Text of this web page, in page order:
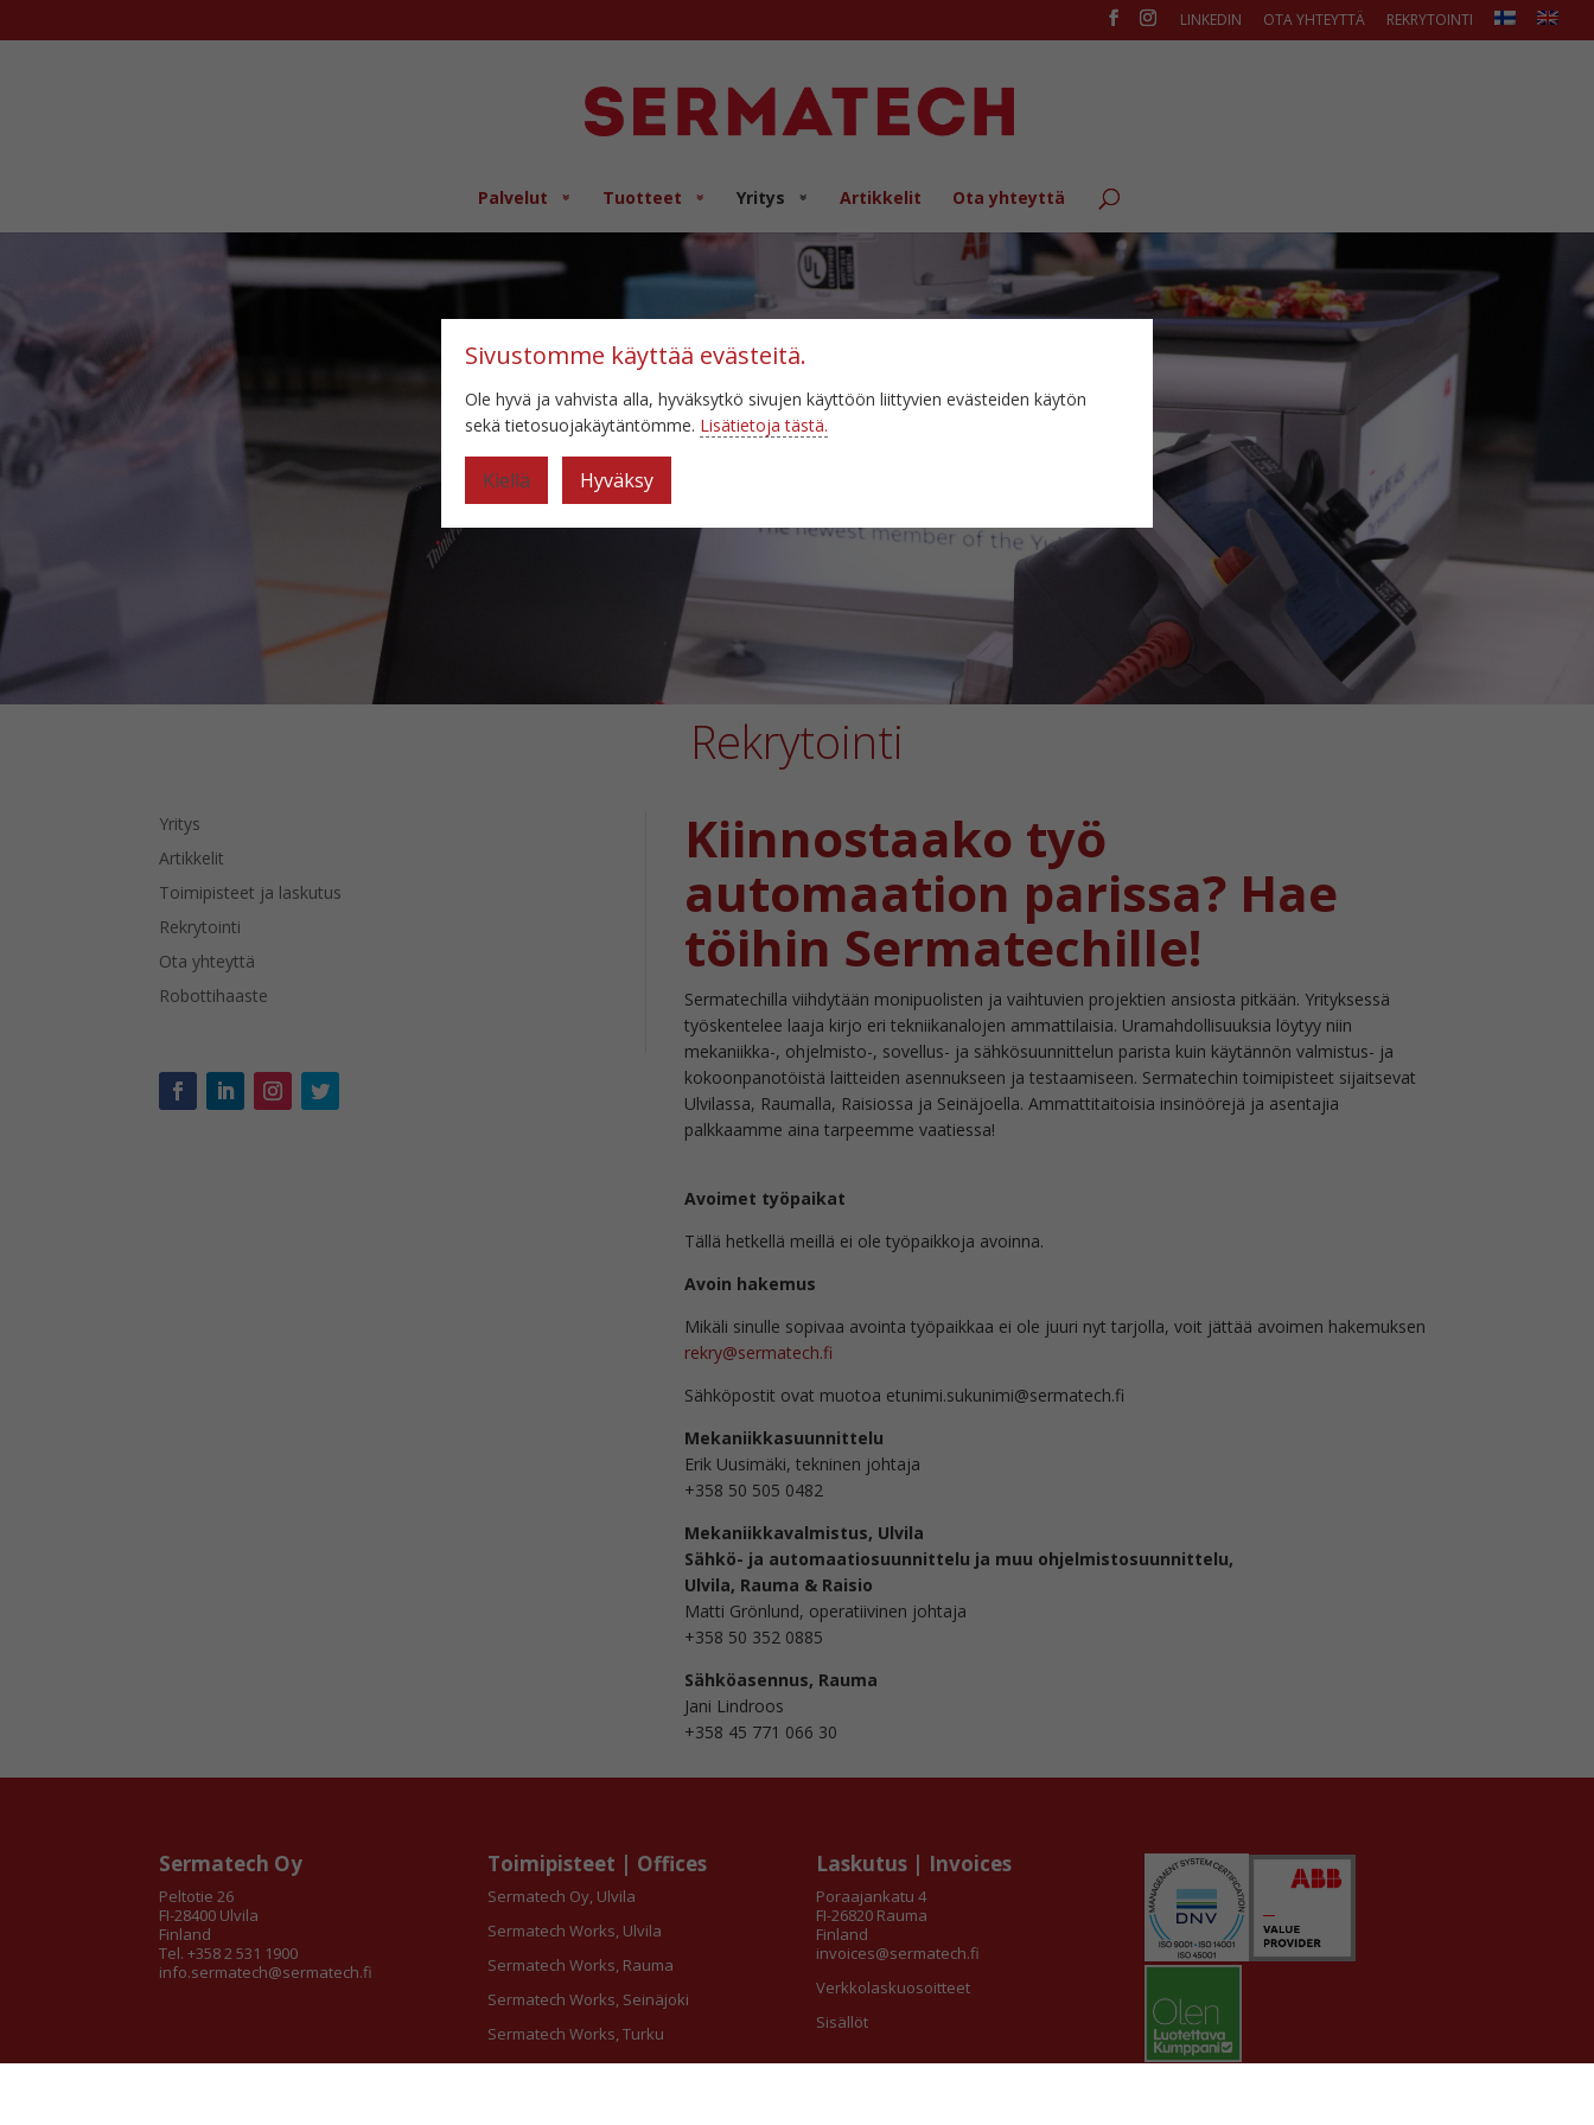
LINKEDIN OTA YHTEYTTÄ REKRYTOINTI
Palvelut Tuotteet Yritys Artikkelit Ota yhteyttä
Rekrytointi
Yritys
Artikkelit
Toimipisteet ja laskutus
Rekrytointi
Ota yhteyttä
Robottihaaste
Kiinnostaako työ
automaation parissa? Hae
töihin Sermatechille!
Sermatechilla viihdytään monipuolisten ja vaihtuvien projektien ansiosta pitkään. Yrityksessä
työskentelee laaja kirjo eri tekniikanalojen ammattilaisia. Uramahdollisuuksia löytyy niin
mekaniikka-, ohjelmisto-, sovellus- ja sähkösuunnittelun parista kuin käytännön valmistus- ja
kokoonpanotöistä laitteiden asennukseen ja testaamiseen. Sermatechin toimipisteet sijaitsevat
Ulvilassa, Raumalla, Raisiossa ja Seinäjoella. Ammattitaitoisia insinöörejä ja asentajia
palkkaamme aina tarpeemme vaatiessa!
Avoimet työpaikat
Tällä hetkellä meillä ei ole työpaikkoja avoinna.
Avoin hakemus
Mikäli sinulle sopivaa avointa työpaikkaa ei ole juuri nyt tarjolla, voit jättää avoimen hakemuksen
rekry@sermatech.fi
Sähköpostit ovat muotoa etunimi.sukunimi@sermatech.fi
Mekaniikkasuunnittelu
Erik Uusimäki, tekninen johtaja
+358 50 505 0482
Mekaniikkavalmistus, Ulvila
Sähkö- ja automaatiosuunnittelu ja muu ohjelmistosuunnittelu,
Ulvila, Rauma & Raisio
Matti Grönlund, operatiivinen johtaja
+358 50 352 0885
Sähköasennus, Rauma
Jani Lindroos
+358 45 771 066 30
Sermatech Oy
Peltotie 26
FI-28400 Ulvila
Finland
Tel. +358 2 531 1900
info.sermatech@sermatech.fi
Toimipisteet | Offices
Sermatech Oy, Ulvila
Sermatech Works, Ulvila
Sermatech Works, Rauma
Sermatech Works, Seinäjoki
Sermatech Works, Turku
Laskutus | Invoices
Poraajankatu 4
FI-26820 Rauma
Finland
invoices@sermatech.fi
Verkkolaskuosoitteet
Sisällöt
Sivustomme käyttää evästeitä.
Ole hyvä ja vahvista alla, hyväksytkö sivujen käyttöön liittyvien evästeiden käytön
sekä tietosuojakäytäntömme. Lisätietoja tästä.
Kiellä Hyväksy